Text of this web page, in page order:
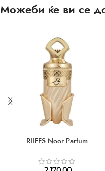
Можеби ќе ви се
RIIFFS Noor Parfum